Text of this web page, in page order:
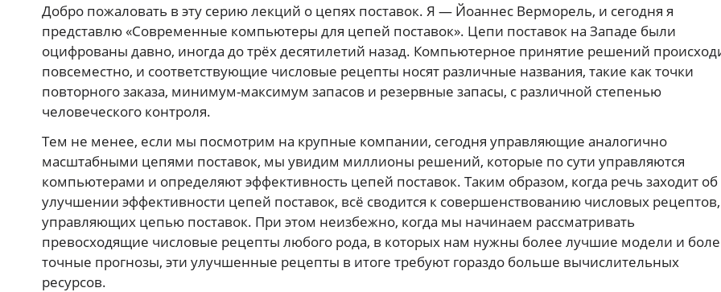
Добро пожаловать в эту серию лекций о цепях поставок. Я — Йоаннес Верморель, и сегодня я
представлю «Современные компьютеры для цепей поставок». Цепи поставок на Западе были
оцифрованы давно, иногда до трёх десятилетий назад. Компьютерное принятие решений
повсеместно, и соответствующие числовые рецепты носят различные названия, такие как точки
повторного заказа, минимум-максимум запасов и резервные запасы, с различной степенью
человеческого контроля.
Тем не менее, если мы посмотрим на крупные компании, сегодня управляющие аналогично
масштабными цепями поставок, мы увидим миллионы решений, которые по сути управляются
компьютерами и определяют эффективность цепей поставок. Таким образом, когда речь заходит об
улучшении эффективности цепей поставок, всё сводится к совершенствованию числовых рецептов,
управляющих цепью поставок. При этом неизбежно, когда мы начинаем рассматривать
превосходящие числовые рецепты любого рода, в которых нам нужны более лучшие модели и
точные прогнозы, эти улучшенные рецепты в итоге требуют гораздо больше вычислительных
ресурсов.